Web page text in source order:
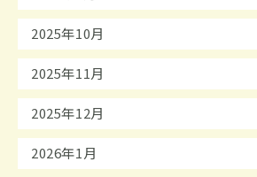
2025年10月
2025年11月
2025年12月
2026年1月